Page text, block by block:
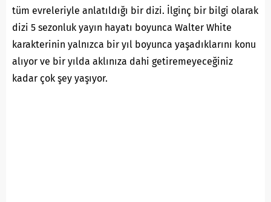
tüm evreleriyle anlatıldığı bir dizi. İlginç bir bilgi olarak
dizi 5 sezonluk yayın hayatı boyunca Walter White
karakterinin yalnızca bir yıl boyunca yaşadıklarını konu
alıyor ve bir yılda aklınıza dahi getiremeyeceğiniz
kadar çok şey yaşıyor.